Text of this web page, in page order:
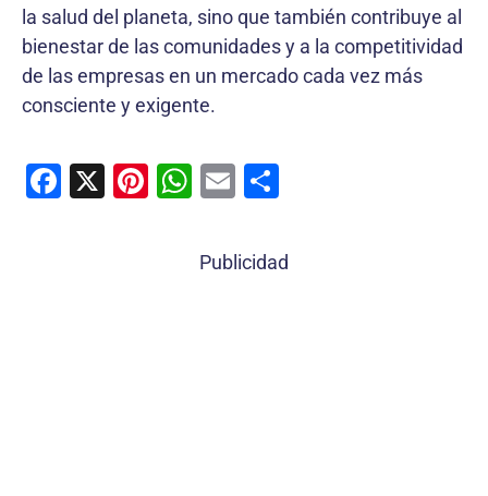
la salud del planeta, sino que también contribuye al
bienestar de las comunidades y a la competitividad
de las empresas en un mercado cada vez más
consciente y exigente.
F
X
Pi W
at
E
ai m
Publicidad